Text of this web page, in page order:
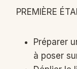
PREMIÈRE
Préparer
à poser